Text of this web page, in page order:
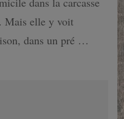
de
coeur
à
Mais elle y voit
dans un pré …